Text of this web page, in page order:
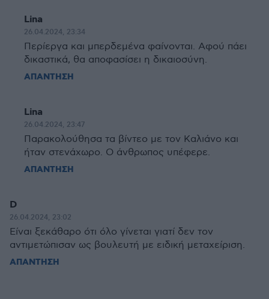
Lina
26.04.2024, 23:34
Περίεργα και μπερδεμένα φαίνονται. Αφού πάει
δικαστικά, θα αποφασίσει η δικαιοσύνη.
ΑΠΑΝΤΗΣΗ
Lina
26.04.2024, 23:47
Παρακολούθησα τα βίντεο με τον Καλιάνο και
ήταν στενάχωρο. Ο άνθρωπος υπέφερε.
ΑΠΑΝΤΗΣΗ
D
26.04.2024, 23:02
Είναι ξεκάθαρο ότι όλο γίνεται γιατί δεν τον
αντιμετώπισαν ως βουλευτή με ειδική μεταχείριση.
ΑΠΑΝΤΗΣΗ